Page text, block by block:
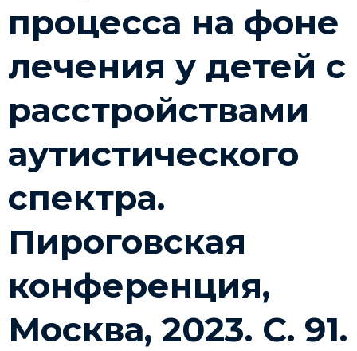
процесса на фоне
лечения у детей с
расстройствами
аутистического
спектра.
Пироговская
конференция,
Москва, 2023. С. 91.